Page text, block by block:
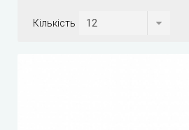
Кількість